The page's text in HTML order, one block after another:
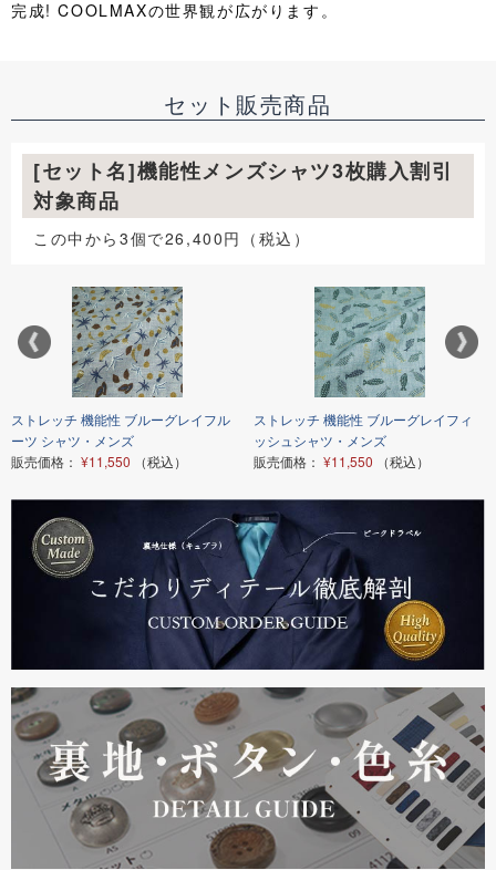
完成! COOLMAXの世界観が広がります。
セット販売商品
[セット名]機能性メンズシャツ3枚購入割引
対象商品
この中から3個で26,400円（税込）
ストレッチ 機能性 ブルーグレイフル
ーツ シャツ・メンズ
販売価格： ¥11,550 （税込）
ストレッチ 機能性 ブルーグレイフィ
ッシュシャツ・メンズ
販売価格： ¥11,550 （税込）